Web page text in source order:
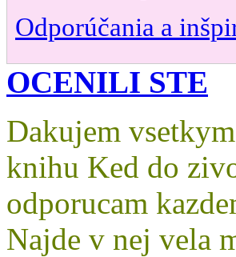
Odporúčania a
OCENILI STE
Dakujem
knihu Ked do
odporucam
Najde v nej vela